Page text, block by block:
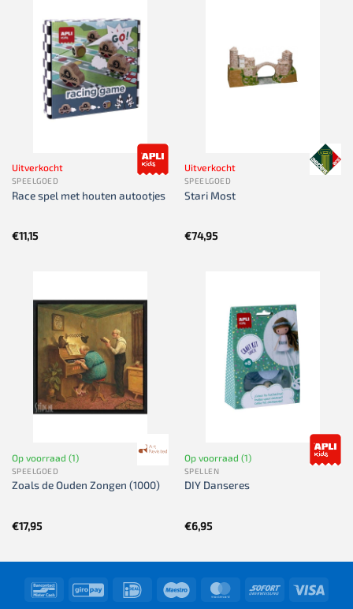
Uitverkocht
SPEELGOED
Race spel met houten autootjes
€11,15
Uitverkocht
SPEELGOED
Stari Most
€74,95
Op voorraad (1)
SPEELGOED
Zoals de Ouden Zongen (1000)
€17,95
Op voorraad (1)
SPELLEN
DIY Danseres
€6,95
BancontactGiroPay IDeal Maestro MasterCardSofort